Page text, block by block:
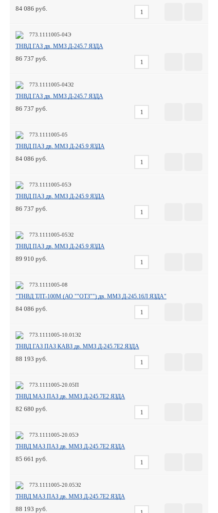
84 086
773.1111005-04Э
ТНВД ГАЗ дв. ММЗ Д-245.7 ЯЗДА
86 737
773.1111005-04Э2
ТНВД ГАЗ дв. ММЗ Д-245.7 ЯЗДА
86 737
773.1111005-05
ТНВД ПАЗ дв. ММЗ Д-245.9 ЯЗДА
84 086
773.1111005-05Э
ТНВД ПАЗ дв. ММЗ Д-245.9 ЯЗДА
86 737
773.1111005-05Э2
ТНВД ПАЗ дв. ММЗ Д-245.9 ЯЗДА
89 910
773.1111005-08
"ТНВД ТЛТ-100М (АО ""ОТЗ"") дв. ММЗ Д-245.16Л ЯЗДА"
84 086
773.1111005-10.01Э2
ТНВД ГАЗ ПАЗ КАВЗ дв. ММЗ Д-245.7Е2 ЯЗДА
88 193
773.1111005-20.05П
ТНВД МАЗ ПАЗ дв. ММЗ Д-245.7Е2 ЯЗДА
82 680
773.1111005-20.05Э
ТНВД МАЗ ПАЗ дв. ММЗ Д-245.7Е2 ЯЗДА
85 661
773.1111005-20.05Э2
ТНВД МАЗ ПАЗ дв. ММЗ Д-245.7Е2 ЯЗДА
88 193